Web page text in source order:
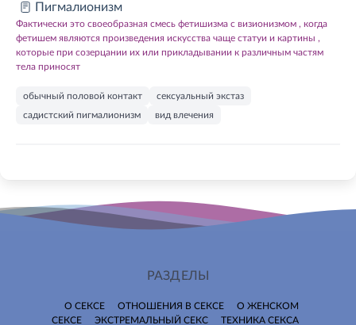
Пигмалионизм
Фактически это своеобразная смесь фетишизма с визионизмом , когда
фетишем являются произведения искусства чаще статуи и картины ,
которые при созерцании их или прикладывании к различным частям
тела приносят
обычный половой контакт
сексуальный экстаз
садистский пигмалионизм
вид влечения
РАЗДЕЛЫ
О СЕКСЕ ОТНОШЕНИЯ В СЕКСЕ
О ЖЕНСКОМ
СЕКСЕ
ЭКСТРЕМАЛЬНЫЙ СЕКС ТЕХНИКА СЕКСА